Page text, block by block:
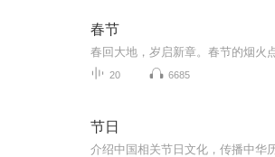
春节
20 6685
节日
介绍中国相关节日文化，传播中华